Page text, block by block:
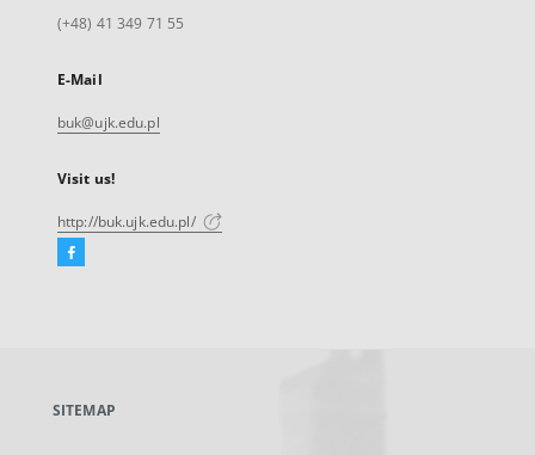
(+48) 41 349 71 55
E-Mail
buk@ujk.edu.pl
Visit us!
http://buk.ujk.edu.pl/
Facebook
new
SITEMAP